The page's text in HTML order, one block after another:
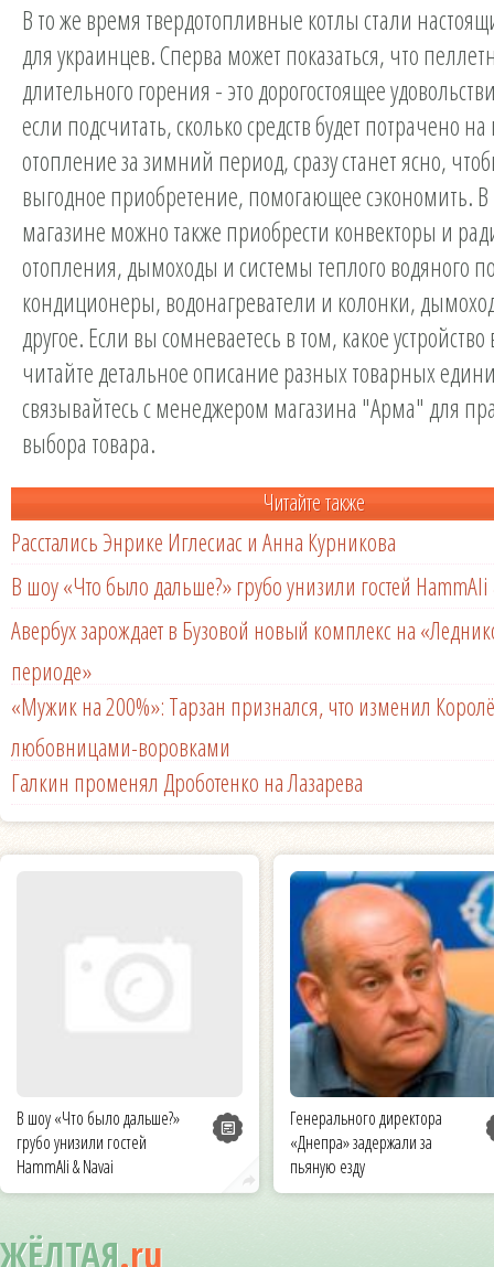
В то же время твердотопливные котлы стали
для украинцев. Сперва может показаться, что
длительного горения - это дорогостоящее
если подсчитать, сколько средств будет потрачено на
отопление за зимний период, сразу станет ясно,
выгодное приобретение, помогающее сэкономить.
магазине можно также приобрести конвекторы и
отопления, дымоходы и системы теплого водяного
кондиционеры, водонагреватели и колонки,
другое. Если вы сомневаетесь в том, какое
читайте детальное описание разных товарных
связывайтесь с менеджером магазина "Арма" для
выбора товара.
Читайте также
Расстались Энрике Иглесиас и Анна Курникова
В шоу «Что было дальше?» грубо унизили гостей HammAli
Авербух зарождает в Бузовой новый комплекс на
периоде»
«Мужик на 200%»: Тарзан признался, что изменил
любовницами-воровками
Галкин променял Дроботенко на Лазарева
В шоу «Что было дальше?»
грубо унизили гостей
HammAli & Navai
Генерального директора
«Днепра» задержали за
пьяную езду
ЖЁЛТАЯ.ru